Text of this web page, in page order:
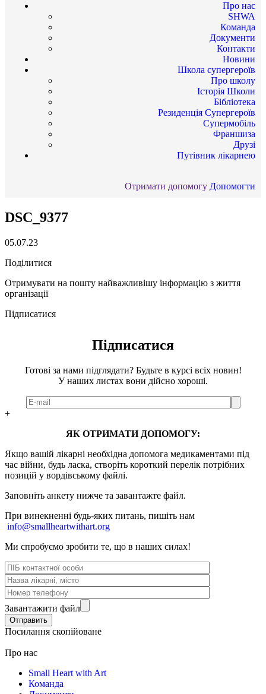
Про нас
SHWA
Команда
Документи
Контакти
Новини
Школа супергероїв
Про школу
Історія Школи
Бібліотека
Резиденція Супергероїв
Супермобіль
Франшиза
Друзі
Путівник лікарнею
Отримати допомогу Допомогти
DSC_9377
05.07.23
Поділитися
Отримувати на пошту найважливішу інформацію з життя
організації
Підписатися
Підписатися
Готові за нами підглядати? Будьте в курсі всіх новин!
У наших листах вони дійсно хороші.
+
ЯК ОТРИМАТИ ДОПОМОГУ:
Якщо вашій лікарні необхідна допомога медикаментами під
час війни, будь ласка, створіть короткий перелік потрібних
позицій у вордівському файлі.
Заповніть анкету нижче та завантажте файл.
При винекненні будь-яких питань, пишіть нам
info@smallheartwithart.org
Ми спробуємо зробити те, що в наших силах!
Завантажити файл
Посилання скопійоване
Про нас
Small Heart with Art
Команда